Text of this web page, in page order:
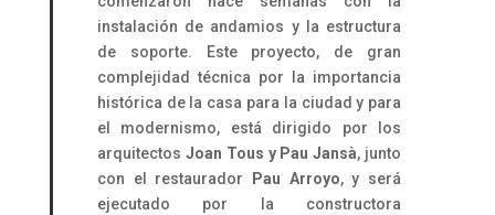
instalación de andamios y la estructura
de soporte. Este proyecto, de gran
complejidad técnica por la importancia
histórica de la casa para la ciudad y para
el modernismo, está dirigido por los
arquitectos Joan Tous y Pau Jansà, junto
con el restaurador
Pau Arroyo, y será
ejecutado por la constructora